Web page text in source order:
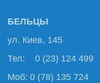
БЕЛЬЦЫ
ул. Киев, 145
Тел: 0 (23) 124 499
Моб: 0 (78) 135 724